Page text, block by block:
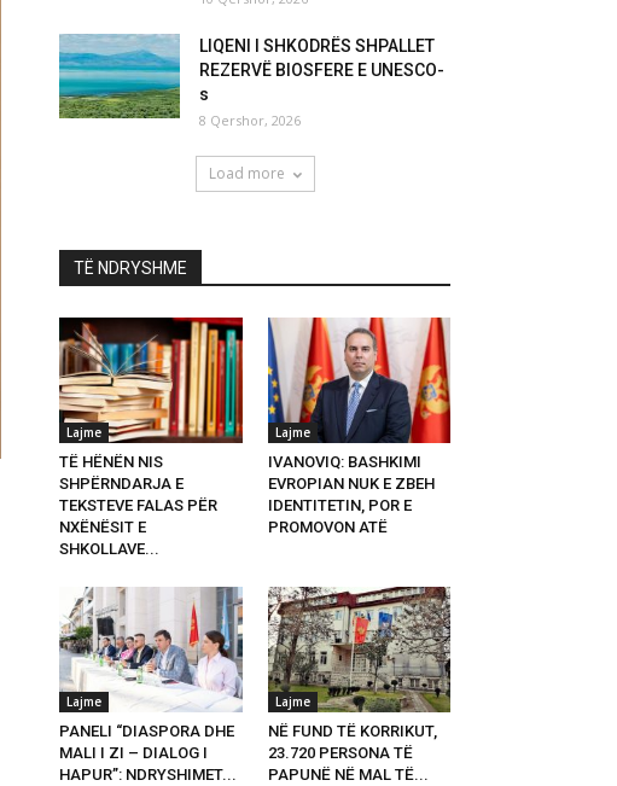
LIQENI I SHKODRËS SHPALLET
REZERVË BIOSFERE E UNESCO-
s
8 Qershor, 2026
Load more
TË NDRYSHME
Lajme
TË HËNËN NIS
SHPËRNDARJA E
TEKSTEVE FALAS PËR
NXËNËSIT E
SHKOLLAVE...
Lajme
IVANOVIQ: BASHKIMI
EVROPIAN NUK E ZBEH
IDENTITETIN, POR E
PROMOVON ATË
Lajme
PANELI “DIASPORA DHE
MALI I ZI – DIALOG I
HAPUR”: NDRYSHIMET...
Lajme
NË FUND TË KORRIKUT,
23.720 PERSONA TË
PAPUNË NË MAL TË...